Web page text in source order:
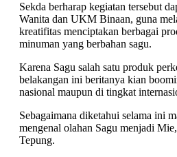
Sekda berharap kegiatan tersebut
Wanita dan UKM Binaan, guna
kreatifitas menciptakan berbagai
minuman yang berbahan sagu.
Karena Sagu salah satu produk
belakangan ini beritanya kian
nasional maupun di tingkat
Sebagaimana diketahui selama ini
mengenal olahan Sagu menjadi
Tepung.